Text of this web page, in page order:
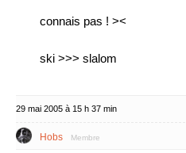
connais pas ! ><
ski >>> slalom
29 mai 2005 à 15 h 37 min
Hobs Membre